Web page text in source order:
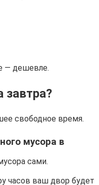
— дешевле.
завтра?
свободное время.
мусора в
сами.
часов ваш двор будет